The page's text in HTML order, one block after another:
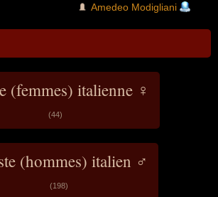
Amedeo Modigliani
(femmes) italienne ♀
(44)
(hommes) italien ♂
(198)